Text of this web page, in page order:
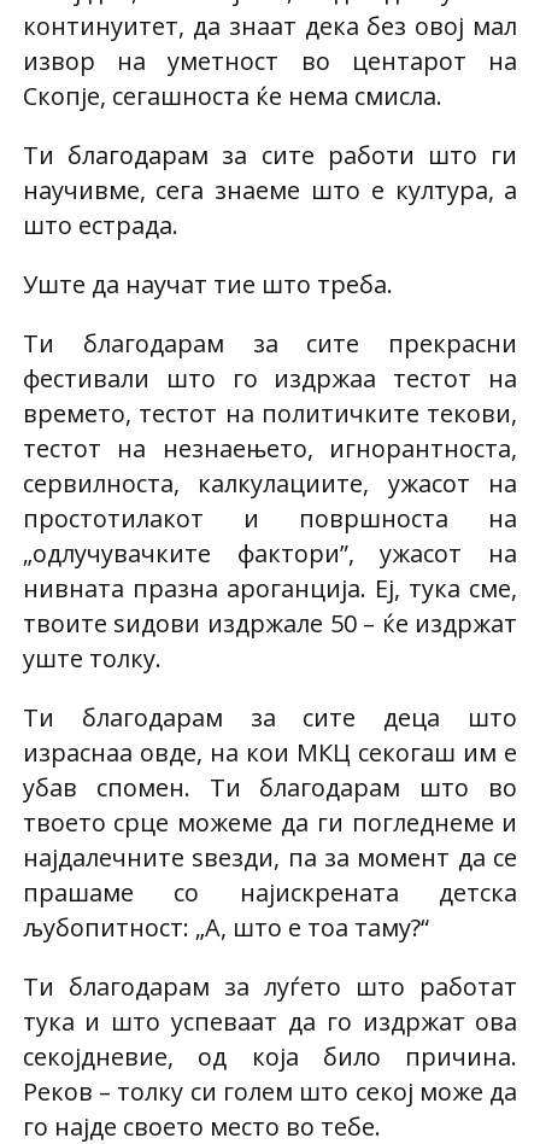
континуитет, да знаат дека без овој мал
извор на уметност во центарот на
Скопје, сегашноста ќе нема смисла.
Ти благодарам за сите работи што ги
научивме, сега знаеме што е култура, а
што естрада.
Уште да научат тие што треба.
Ти благодарам за сите прекрасни
фестивали што го издржаа тестот на
времето, тестот на политичките текови,
тестот на незнаењето, игнорантноста,
сервилноста, калкулациите, ужасот на
простотилакот и површноста на
„одлучувачките фактори”, ужасот на
нивната празна ароганција. Еј, тука сме,
твоите ѕидови издржале 50 – ќе издржат
уште толку.
Ти благодарам за сите деца што
израснаа овде, на кои МКЦ секогаш им е
убав спомен. Ти благодарам што во
твоето срце можеме да ги погледнеме и
најдалечните ѕвезди, па за момент да се
прашаме со најискрената детска
љубопитност: „А, што е тоа таму?“
Ти благодарам за луѓето што работат
тука и што успеваат да го издржат ова
секојдневие, од која било причина.
Реков – толку си голем што секој може да
го најде своето место во тебе.